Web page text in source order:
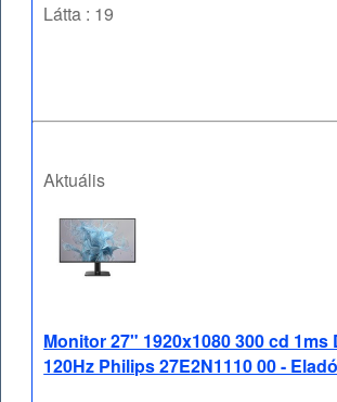
Látta : 19
Aktuális
Monitor 27" 1920x1080 300 cd 1ms
120Hz Philips 27E2N1110 00 - Eladó